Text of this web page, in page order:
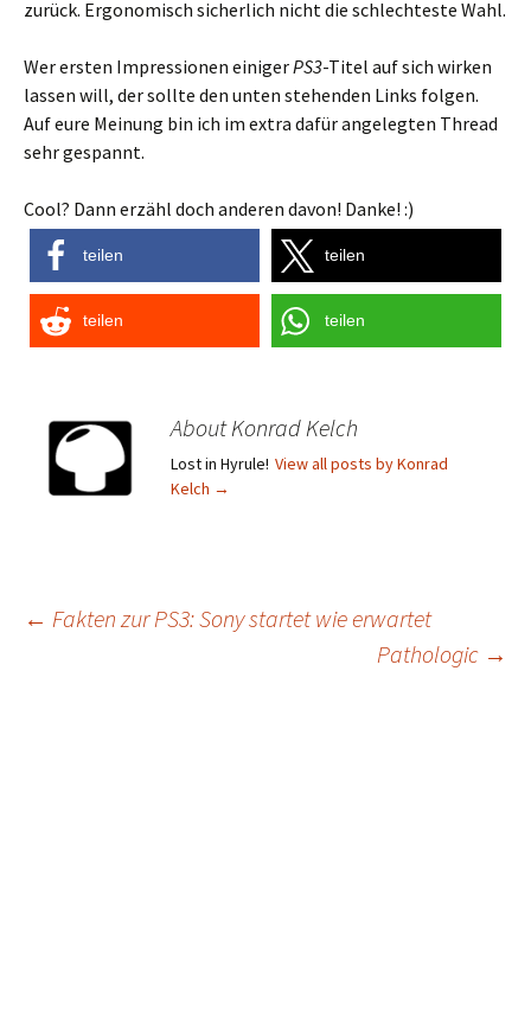
zurück. Ergonomisch sicherlich nicht die schlechteste Wahl.
Wer ersten Impressionen einigerPS3-Titel auf sich wirken
lassen will, der sollte den unten stehenden Links folgen.
Auf eure Meinung bin ich im extra dafür angelegten Thread
sehr gespannt.
Cool? Dann erzähl doch anderen davon! Danke! :)
teilen teilen
teilen teilen
About Konrad Kelch
Lost in Hyrule! View all posts by Konrad
Kelch →
Post
← Fakten zur PS3: Sony startet wie erwartet
Pathologic →